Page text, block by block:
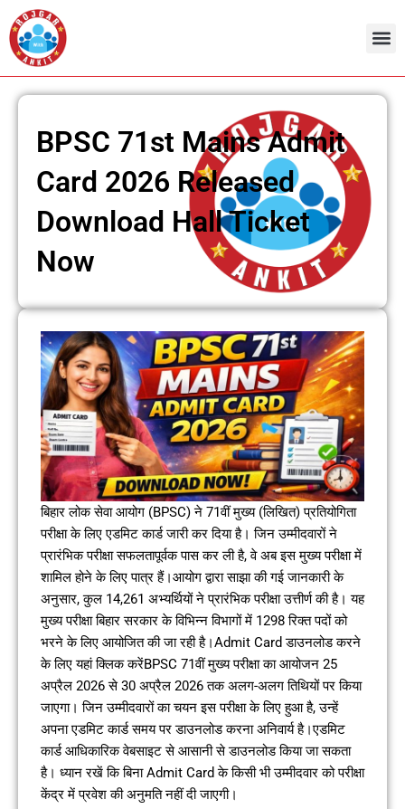
Skip
to
content
BPSC 71st Mains Admit
Card 2026 Released
Download Hall Ticket
Now
बिहार लोक सेवा आयोग (BPSC) ने 71वीं मुख्य (लिखित) प्रतियोगिता
परीक्षा के लिए एडमिट कार्ड जारी कर दिया है। जिन उम्मीदवारों ने
प्रारंभिक परीक्षा सफलतापूर्वक पास कर ली है, वे अब इस मुख्य परीक्षा में
शामिल होने के लिए पात्र हैं।आयोग द्वारा साझा की गई जानकारी के
अनुसार, कुल 14,261 अभ्यर्थियों ने प्रारंभिक परीक्षा उत्तीर्ण की है। यह
मुख्य परीक्षा बिहार सरकार के विभिन्न विभागों में 1298 रिक्त पदों को
भरने के लिए आयोजित की जा रही है।Admit Card डाउनलोड करने
के लिए यहां क्लिक करेंBPSC 71वीं मुख्य परीक्षा का आयोजन 25
अप्रैल 2026 से 30 अप्रैल 2026 तक अलग-अलग तिथियों पर किया
जाएगा। जिन उम्मीदवारों का चयन इस परीक्षा के लिए हुआ है, उन्हें
अपना एडमिट कार्ड समय पर डाउनलोड करना अनिवार्य है।एडमिट
कार्ड आधिकारिक वेबसाइट से आसानी से डाउनलोड किया जा सकता
है। ध्यान रखें कि बिना Admit Card के किसी भी उम्मीदवार को परीक्षा
केंद्र में प्रवेश की अनुमति नहीं दी जाएगी।